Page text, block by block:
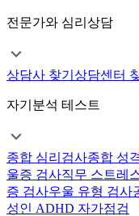
전문가와 심리상담
상담사 찾기 상담센터
자기분석 테스트
종합 심리검사종합 성
울증 검사직무 스트레
증 검사우울 유형 검사
성인 ADHD 자가점검